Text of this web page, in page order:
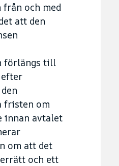
och med
att den
förlängs till
efter
fristen om
innan avtalet
om att det
och ett